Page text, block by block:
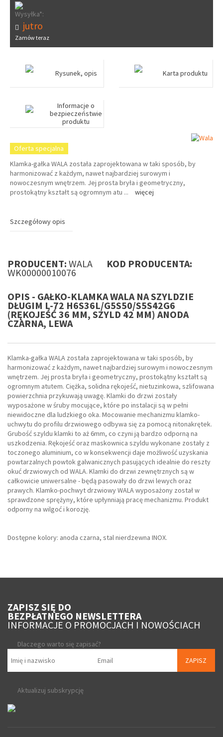
Wysyłka*:
jutro
Zamów teraz
Rysunek, opis Karta produktu
Informacje o
bezpieczeństwie
produktu
Oferta specjalna
Klamka-gałka WALA została zaprojektowana w taki sposób, by
harmonizować z każdym, nawet najbardziej surowym i
nowoczesnym wnętrzem. Jej prosta bryła i geometryczny,
prostokątny kształt są ogromnym atu ... więcej
Szczegółowy opis
PRODUCENT: WALA KOD PRODUCENTA:
WK00000010076
OPIS - GAŁKO-KLAMKA WALA NA SZYLDZIE
DŁUGIM L-72 H6S36L/G5S50/S5S42G6
(RĘKOJEŚĆ 36 MM, SZYLD 42 MM) ANODA
CZARNA, LEWA
Klamka-gałka WALA została zaprojektowana w taki sposób, by
harmonizować z każdym, nawet najbardziej surowym i nowoczesnym
wnętrzem. Jej prosta bryła i geometryczny, prostokątny kształt są
ogromnym atutem. Ciężka, solidna rękojeść, nietuzinkowa, szlifowana
powierzchnia przykuwają uwagę. Klamki do drzwi zostały
wyposażone w śruby mocujące, które po instalacji są w pełni
niewidoczne dla ludzkiego oka. Mocowanie mechanizmu klamko-
uchwytu do profilu drzwiowego odbywa się za pomocą nitonakrętek.
Grubość szyldu klamki to aż 6mm, co czyni ją bardzo odporną na
uszkodzenia. Rękojeść oraz maskownica szyldu wykonane zostały z
toczonego aluminium, co w konsekwencji daje możliwość uzyskania
powtarzalnych powtok galwanicznych pasujących idealnie do reszty
okuć drzwiowych od WALA. Klamki do drzwi zewnętrznych są w
całkowicie uniwersalne - będą pasowały do drzwi lewych oraz
prawych. Klamko-pochwyt drzwiowy WALA wyposażony został w
sprawdzone sprężyny, które upłynniają pracę mechanizmu. Produkt
odporny na wilgoć i korozję.
Dostępne kolory: anoda czarna, stal nierdzewna INOX.
ZAPISZ SIĘ DO
BEZPŁATNEGO NEWSLETTERA
INFORMACJE O PROMOCJACH I NOWOŚCIACH
Dlaczego warto się zapisać?
ZAPISZ
Aktualizuj subskrypcję